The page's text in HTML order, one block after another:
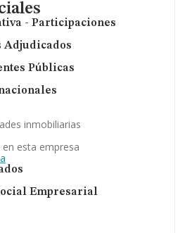
- Participaciones
Adjudicados
Públicas
inmobiliarias
esta empresa
Empresarial